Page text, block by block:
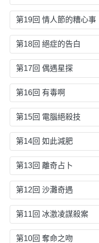
第19回 情人節的糟心事
第18回 絕症的告白
第17回 偶遇星探
第16回 有毒啊
第15回 電腦絕殺技
第14回 如此減肥
第13回 離奇占卜
第12回 沙灘奇遇
第11回 冰激凌謀殺案
第10回 奪命之吻